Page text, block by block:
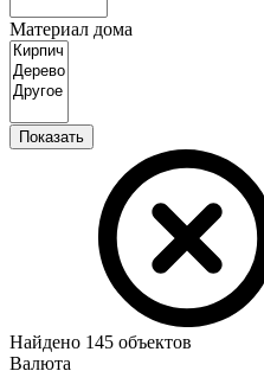
Материал дома
Показать
Найдено 145 объектов
Валюта